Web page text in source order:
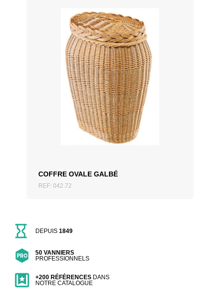
COFFRE OVALE GALBÉ
REF: 042.72
AJOUTER AU DEVIS
DEPUIS1849
50 VANNIERS
PROFESSIONNELS
+200 RÉFÉRENCES DANS
NOTRE CATALOGUE